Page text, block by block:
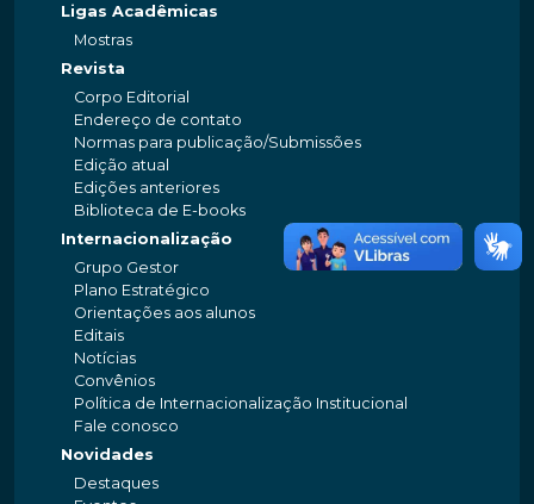
Ligas Acadêmicas
Mostras
Revista
Corpo Editorial
Endereço de contato
Normas para publicação/Submissões
Edição atual
Edições anteriores
Biblioteca de E-books
Internacionalização
Grupo Gestor
Plano Estratégico
Orientações aos alunos
Editais
Notícias
Convênios
Política de Internacionalização Institucional
Fale conosco
Novidades
Destaques